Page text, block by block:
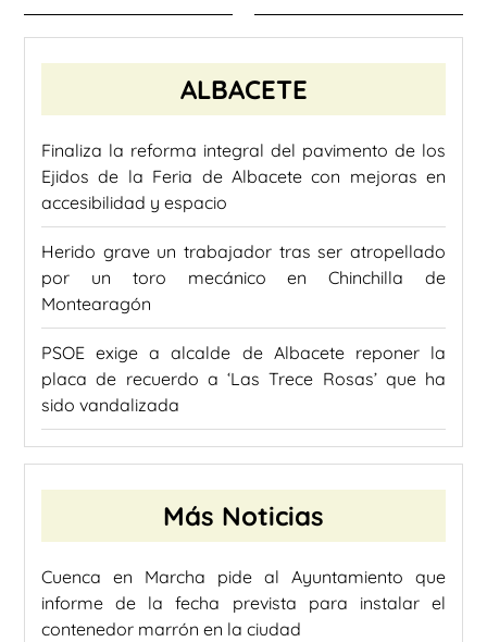
ALBACETE
Finaliza la reforma integral del pavimento de los
Ejidos de la Feria de Albacete con mejoras en
accesibilidad y espacio
Herido grave un trabajador tras ser atropellado
por un toro mecánico en Chinchilla de
Montearagón
PSOE exige a alcalde de Albacete reponer la
placa de recuerdo a ‘Las Trece Rosas’ que ha
sido vandalizada
Más Noticias
Cuenca en Marcha pide al Ayuntamiento que
informe de la fecha prevista para instalar el
contenedor marrón en la ciudad